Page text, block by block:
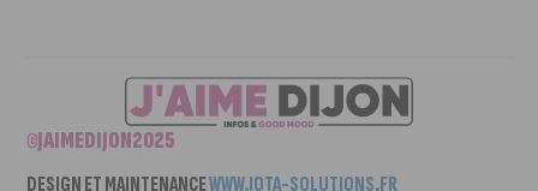
©JAIMEDIJON2025
DESIGN ET MAINTENANCEWWW.IOTA-SOLUTIONS.FR